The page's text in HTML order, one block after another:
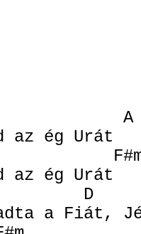
A
az ég Urát
az ég Urát
adta a Fiát,